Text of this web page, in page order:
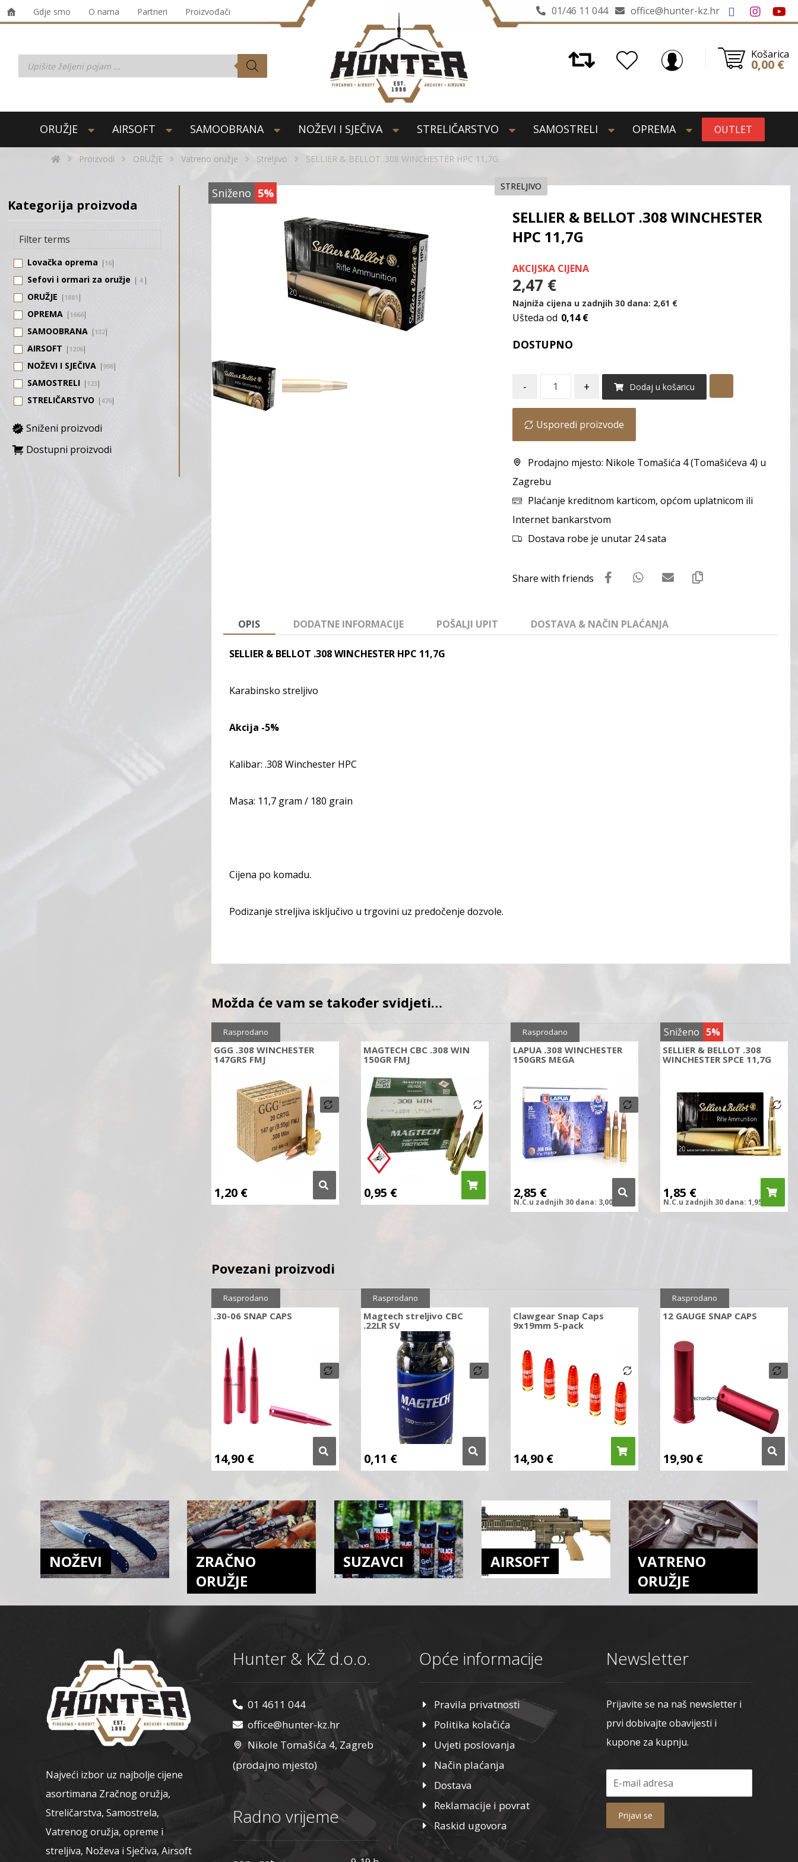
Gdje smo O nama Partneri Proizvođači office@hunter-kz.hr
01/46 11 044
Košarica
0,00 €
ORUŽJE AIRSOFT SAMOOBRANA NOŽEVI I SJEČIVA STRELIČARSTVO SAMOSTRELI OPREMA OUTLET
Proizvodi ORUŽJE Vatreno oružje Streljivo SELLIER & BELLOT .308 WINCHESTER HPC 11,7G
Sniženo 5% STRELJIVO
SELLIER & BELLOT .308 WINCHESTER
HPC 11,7G
AKCIJSKA CIJENA
2,47 €
Najniža cijena u zadnjih 30 dana: 2,61 €
Ušteda od 0,14 €
DOSTUPNO
- + Dodaj u košaricu
Usporedi proizvode
Prodajno mjesto: Nikole Tomašića 4 (Tomašićeva 4) u
Zagrebu
Plaćanje kreditnom karticom, općom uplatnicom ili
Internet bankarstvom
Dostava robe je unutar 24 sata
OPIS DODATNE INFORMACIJE POŠALJI UPIT DOSTAVA & NAČIN PLAĆANJA
SELLIER & BELLOT .308 WINCHESTER HPC 11,7G
Karabinsko streljivo
Akcija -5%
Kalibar: .308 Winchester HPC
Masa: 11,7 gram / 180 grain
Cijena po komadu.
Podizanje streljiva isključivo u trgovini uz predočenje dozvole.
Možda će vam se također svidjeti…
GGG .308 WINCHESTER
147GRS FMJ
1,20 €
Rasprodano
MAGTECH CBC .308 WIN
150GR FMJ
0,95 €
Sniženo 5%
LAPUA .308 WINCHESTER
150GRS MEGA
2,85 €
N.C.u zadnjih 30 dana: 3,00
Rasprodano Sniženo 5%
SELLIER & BELLOT .308
WINCHESTER SPCE 11,7G
1,85 €
N.C.u zadnjih 30 dana: 1,95
Povezani proizvodi
.30-06 SNAP CAPS
14,90 €
Rasprodano
Magtech streljivo CBC
.22LR SV
0,11 €
Rasprodano
Clawgear Snap Caps
9x19mm 5-pack
14,90 €
12 GAUGE SNAP CAPS
19,90 €
Rasprodano
Kategorija proizvoda
Lovačka oprema 16
Sefovi i ormari za oružje 4
ORUŽJE 1881
OPREMA 1666
SAMOOBRANA 132
AIRSOFT 1206
NOŽEVI I SJEČIVA 998
SAMOSTRELI 123
STRELIČARSTVO 476
Sniženi proizvodi
Dostupni proizvodi
NOŽEVI
ZRAČNO
ORUŽJE
SUZAVCI AIRSOFT
VATRENO
ORUŽJE
Najveći izbor uz najbolje cijene
asortimana Zračnog oružja,
Streličarstva, Samostrela,
Vatrenog oružja, opreme i
streljiva, Noževa i Sječiva, Airsoft
Hunter & KŽ d.o.o.
01 4611 044
office@hunter-kz.hr
Nikole Tomašića 4, Zagreb
(prodajno mjesto)
Radno vrijeme
Opće informacije
Pravila privatnosti
Politika kolačića
Uvjeti poslovanja
Način plaćanja
Dostava
Reklamacije i povrat
Raskid ugovora
Newsletter
Prijavite se na naš newsletter i
prvi dobivajte obavijesti i
kupone za kupnju.
Prijavi se